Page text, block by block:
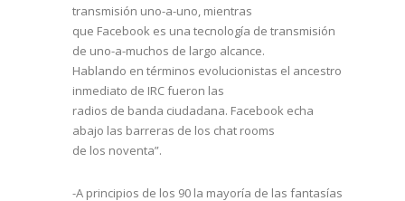
transmisión uno-a-uno, mientras
que Facebook es una tecnología de transmisión
de uno-a-muchos de largo alcance.
Hablando en términos evolucionistas el ancestro
inmediato de IRC fueron las
radios de banda ciudadana. Facebook echa
abajo las barreras de los chat rooms
de los noventa”.
-A principios de los 90 la mayoría de las fantasías